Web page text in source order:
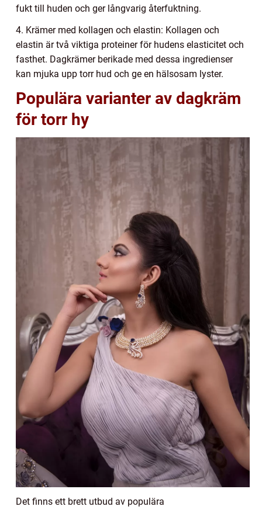
fukt till huden och ger långvarig återfuktning.
4. Krämer med kollagen och elastin: Kollagen och
elastin är två viktiga proteiner för hudens elasticitet och
fasthet. Dagkrämer berikade med dessa ingredienser
kan mjuka upp torr hud och ge en hälsosam lyster.
Populära varianter av dagkräm
för torr hy
Det finns ett brett utbud av populära